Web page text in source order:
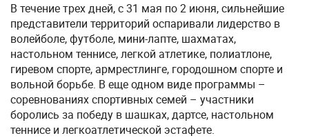
В течение трех дней, с 31 мая по 2 июня, сильнейшие
представители территорий оспаривали лидерство в
волейболе, футболе, мини-лапте, шахматах,
настольном теннисе, легкой атлетике, полиатлоне,
гиревом спорте, армрестлинге, городошном спорте и
вольной борьбе. В еще одном виде программы –
соревнованиях спортивных семей – участники
боролись за победу в шашках, дартсе, настольном
теннисе и легкоатлетической эстафете.